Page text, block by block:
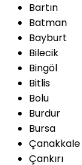
Bartın
Batman
Bayburt
Bilecik
Bingöl
Bitlis
Bolu
Burdur
Bursa
Çanakkale
Çankırı